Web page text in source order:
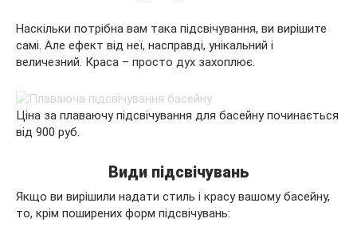
Наскільки потрібна вам така підсвічування, ви вирішите
самі. Але ефект від неї, насправді, унікальний і
величезний. Краса – просто дух захоплює.
Ціна за плаваючу підсвічування для басейну починається
від 900 руб.
Види підсвічувань
Якщо ви вирішили надати стиль і красу вашому басейну,
то, крім поширених форм підсвічувань: